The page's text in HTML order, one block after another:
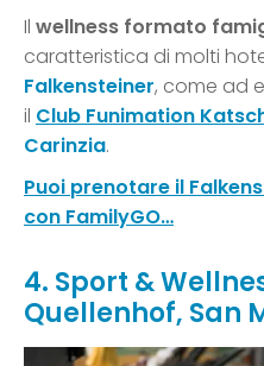
Il wellness formato
caratteristica di molti
Falkensteiner, come ad
il Club Funimation
Carinzia.
Puoi prenotare il
con FamilyGO…
4. Sport &
Quellenhof, San